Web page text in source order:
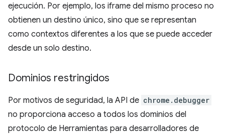
ejecución. Por ejemplo, los iframe del mismo proceso no
obtienen un destino único, sino que se representan
como contextos diferentes a los que se puede acceder
desde un solo destino.
Dominios restringidos
Por motivos de seguridad, la API de chrome.debugger
no proporciona acceso a todos los dominios del
protocolo de Herramientas para desarrolladores de